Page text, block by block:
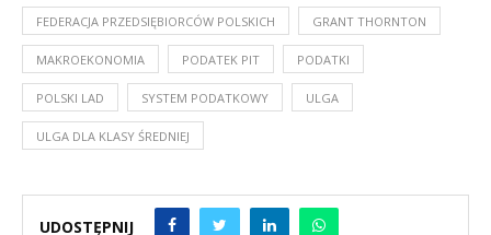
FEDERACJA PRZEDSIĘBIORCÓW POLSKICH GRANT THORNTON
MAKROEKONOMIA PODATEK PIT PODATKI
POLSKI LAD SYSTEM PODATKOWY ULGA
ULGA DLA KLASY ŚREDNIEJ
UDOSTĘPNIJ